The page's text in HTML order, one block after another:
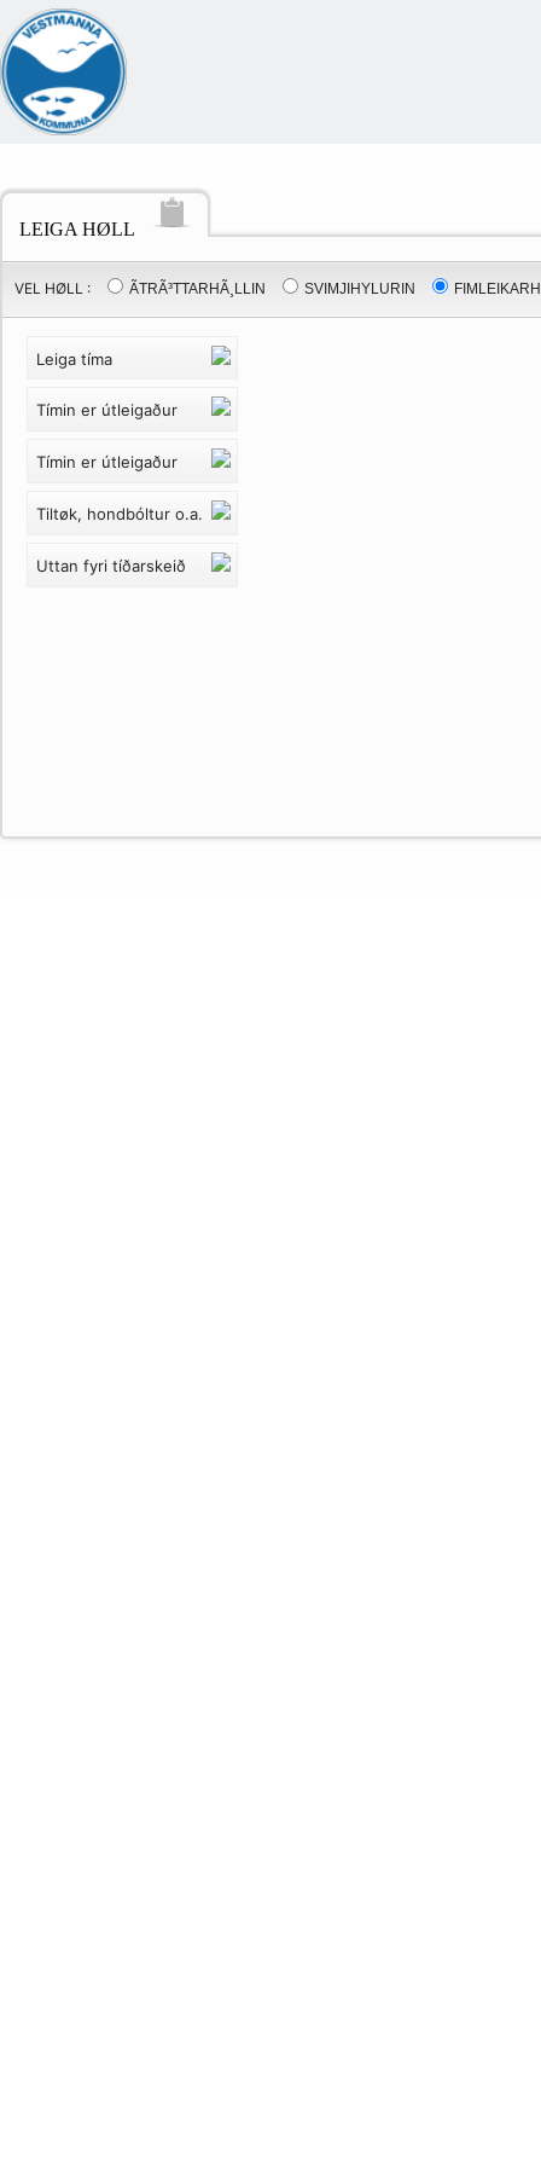
LEIGA HØLL
VEL HØLL : ÃTRÃ³TTARHÃ¸LLIN SVIMJIHYLURIN
Leiga tíma
Tímin er útleigaður
Tímin er útleigaður
Tiltøk, hondbóltur o.a.
Uttan fyri tíðarskeið